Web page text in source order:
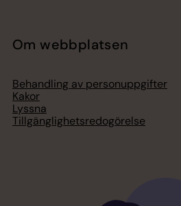
Om webbplatsen
Behandling av personuppgifter
Kakor
Lyssna
Tillgänglighetsredogörelse